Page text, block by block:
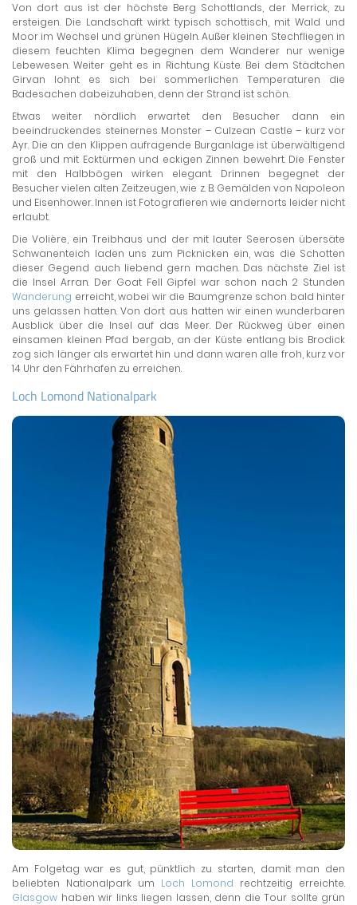
Von dort aus ist der höchste Berg Schottlands, der Merrick, zu
ersteigen. Die Landschaft wirkt typisch schottisch, mit Wald und
Moor im Wechsel und grünen Hügeln. Außer kleinen Stechfliegen in
diesem feuchten Klima begegnen dem Wanderer nur wenige
Lebewesen. Weiter geht es in Richtung Küste. Bei dem Städtchen
Girvan lohnt es sich bei sommerlichen Temperaturen die
Badesachen dabeizuhaben, denn der Strand ist schön.
Etwas weiter nördlich erwartet den Besucher dann ein
beeindruckendes steinernes Monster – Culzean Castle – kurz vor
Ayr. Die an den Klippen aufragende Burganlage ist überwältigend
groß und mit Ecktürmen und eckigen Zinnen bewehrt. Die Fenster
mit den Halbbögen wirken elegant. Drinnen begegnet der
Besucher vielen alten Zeitzeugen, wie z. B. Gemälden von Napoleon
und Eisenhower. Innen ist Fotografieren wie andernorts leider nicht
erlaubt.
Die Volière, ein Treibhaus und der mit lauter Seerosen übersäte
Schwanenteich laden uns zum Picknicken ein, was die Schotten
dieser Gegend auch liebend gern machen. Das nächste Ziel ist
die Insel Arran. Der Goat Fell Gipfel war schon nach 2 Stunden
Wanderung erreicht, wobei wir die Baumgrenze schon bald hinter
uns gelassen hatten. Von dort aus hatten wir einen wunderbaren
Ausblick über die Insel auf das Meer. Der Rückweg über einen
einsamen kleinen Pfad bergab, an der Küste entlang bis Brodick
zog sich länger als erwartet hin und dann waren alle froh, kurz vor
14 Uhr den Fährhafen zu erreichen.
Loch Lomond Nationalpark
Am Folgetag war es gut, pünktlich zu starten, damit man den
beliebten Nationalpark um Loch Lomond rechtzeitig erreichte.
Glasgow haben wir links liegen lassen, denn die Tour sollte grün